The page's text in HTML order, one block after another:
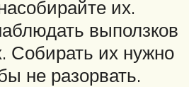
их.
выползков
Собирать их нужно
не разорвать.